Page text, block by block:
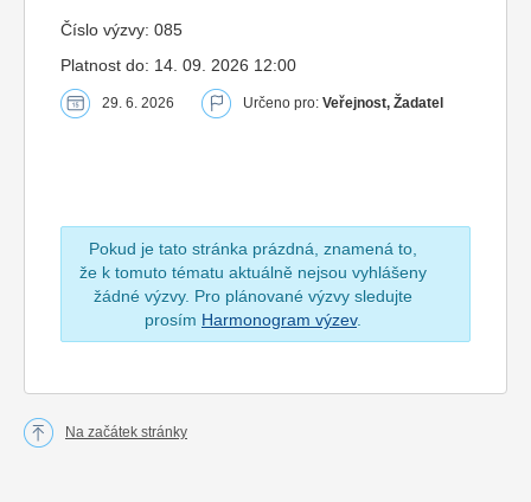
Číslo výzvy: 085
Platnost do: 14. 09. 2026 12:00
29. 6. 2026 Určeno pro: Veřejnost, Žadatel
Pokud je tato stránka prázdná, znamená to,
že k tomuto tématu aktuálně nejsou vyhlášeny
žádné výzvy. Pro plánované výzvy sledujte
prosím Harmonogram výzev.
Na začátek stránky